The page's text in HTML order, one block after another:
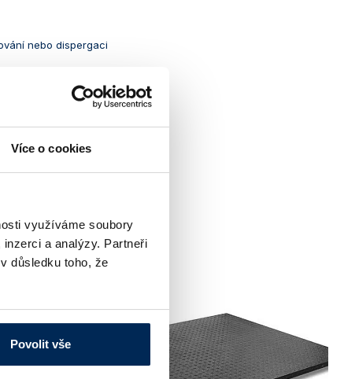
Více o cookies
využíváme soubory
a analýzy. Partneři
důsledku toho, že
Povolit vše
nebo dispergaci